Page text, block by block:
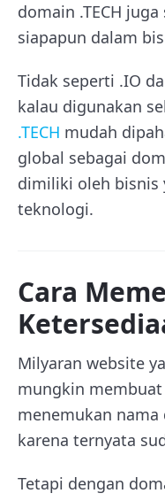
domain .TECH
siapapun dalam
Tidak seperti .IO
kalau digunakan
.TECH mudah
global sebagai
dimiliki oleh bisnis
teknologi.
Cara
Milyaran website
mungkin
menemukan
karena ternyata
Tetapi dengan